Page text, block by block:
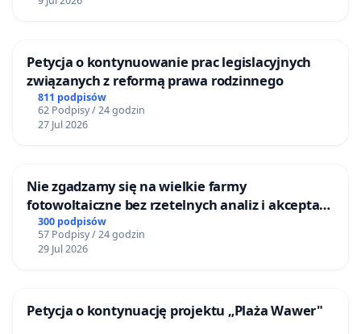
Petycja o kontynuowanie prac legislacyjnych
związanych z reformą prawa rodzinnego
811 podpisów
62 Podpisy / 24 godzin
27 Jul 2026
Nie zgadzamy się na wielkie farmy
fotowoltaiczne bez rzetelnych analiz i akceptacji
mieszkańców
300 podpisów
57 Podpisy / 24 godzin
29 Jul 2026
Petycja o kontynuację projektu „Plaża Wawer"